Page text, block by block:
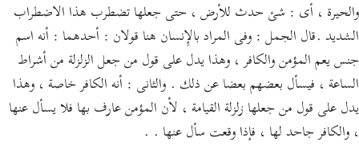
والحيرة ، أى : شئ حدث للأرض ، حتى جعلها تضطرب هذا الاضطراب
الشديد .قال الجمل : وفى المراد بالإِنسان هنا قولان : أحدهما : أنه اسم
جنس يعم المؤمن والكافر ، وهذا يدل على قول من جعل الزلزلة من أشراط
الساعة ، فيسأل بعضهم بعضا عن ذلك . والثانى : أنه الكافر خاصة ، وهذا
يدل على قول من جعلها زلزلة القيامة ، لأن المؤمن عارف بها فلا يسأل عنها
، والكافر جاحد لها ، فإذا وقعت سأل عنها . .